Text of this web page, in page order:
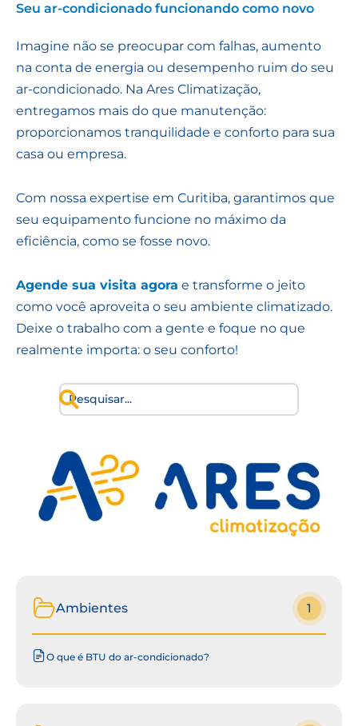
Seu ar-condicionado funcionando como novo
Imagine não se preocupar com falhas, aumento
na conta de energia ou desempenho ruim do seu
ar-condicionado. Na Ares Climatização,
entregamos mais do que manutenção:
proporcionamos tranquilidade e conforto para sua
casa ou empresa.
Com nossa expertise em Curitiba, garantimos que
seu equipamento funcione no máximo da
eficiência, como se fosse novo.
Agende sua visita agora e transforme o jeito
como você aproveita o seu ambiente climatizado.
Deixe o trabalho com a gente e foque no que
realmente importa: o seu conforto!
Ambientes 1
O que é BTU do ar-condicionado?